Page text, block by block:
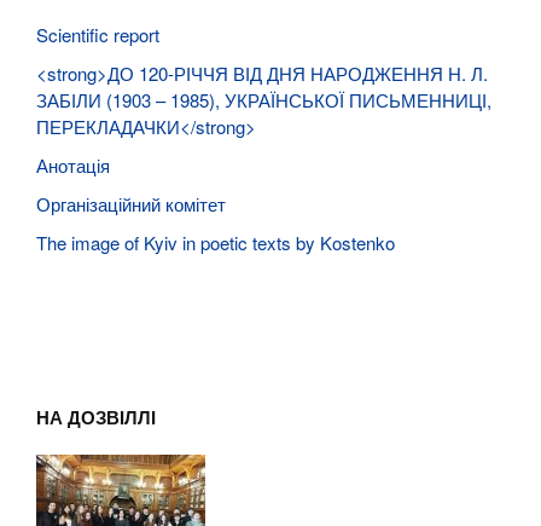
Scientific report
<strong>ДО 120-РІЧЧЯ ВІД ДНЯ НАРОДЖЕННЯ Н. Л.
ЗАБІЛИ (1903 – 1985), УКРАЇНСЬКОЇ ПИСЬМЕННИЦІ,
ПЕРЕКЛАДАЧКИ</strong>
Анотація
Організаційний комітет
The image of Kyiv in poetic texts by Kostenko
НА ДОЗВІЛЛІ